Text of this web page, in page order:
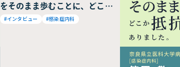
をそのまま歩むことに、どこか
抵抗感がありました。」奈良県
#インタビュー #感染症内科